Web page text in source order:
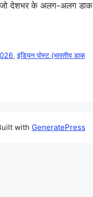
जो देशभर के अलग-अलग डाक
,इंडियन पोस्ट (भारतीय डाक
with GeneratePress